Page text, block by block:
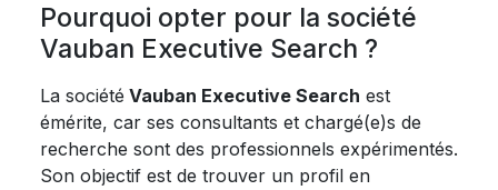
Pourquoi opter pour la société
Vauban Executive Search ?
La société Vauban Executive Search est
émérite, car ses consultants et chargé(e)s de
recherche sont des professionnels expérimentés.
Son objectif est de trouver un profil en